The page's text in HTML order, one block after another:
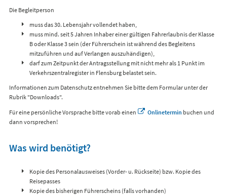
Die Begleitperson
muss das 30. Lebensjahr vollendet haben,
muss mind. seit 5 Jahren Inhaber einer gültigen Fahrerlaubnis der Klasse
B oder Klasse 3 sein (der Führerschein ist während des Begleitens
mitzuführen und auf Verlangen auszuhändigen),
darf zum Zeitpunkt der Antragsstellung mit nicht mehr als 1 Punkt im
Verkehrszentralregister in Flensburg belastet sein.
Informationen zum Datenschutz entnehmen Sie bitte dem Formular unter der
Rubrik "Downloads".
Für eine persönliche Vorsprache bitte vorab einen
Onlinetermin buchen und
dann vorsprechen!
Was wird benötigt?
Kopie des Personalausweises (Vorder- u. Rückseite) bzw. Kopie des
Reisepasses
Kopie des bisherigen Führerscheins (falls vorhanden)